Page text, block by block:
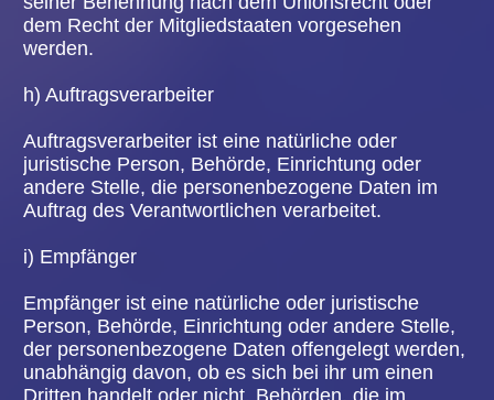
3. COOKIES
welche über einen Internetbrowser auf einem
Zahlreiche Internetseiten und Server verwenden
Cookies. Viele Cookies enthalten eine sogenannte
Cookie-ID. Eine Cookie-ID ist eine eindeutige
Kennung des Cookies. Sie besteht aus einer
werden können, in dem das Cookie gespeichert
Internetseiten und Servern, den individuellen
Browser der betroffenen Person von anderen
Internetbrowsern, die andere Cookies enthalten,
zu unterscheiden. Ein bestimmter Internetbrowser
kann über die eindeutige Cookie-ID wiedererkannt
und identifiziert werden.